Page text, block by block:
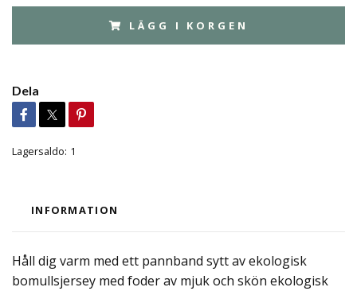
LÄGG I KORGEN
Dela
Lagersaldo: 1
INFORMATION
Håll dig varm med ett pannband sytt av ekologisk
bomullsjersey med foder av mjuk och skön ekologisk